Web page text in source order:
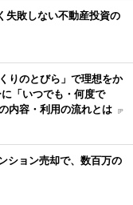
失敗しない不動産投資の
りのとびら」で理想をか
「いつでも・何度で
内容・利用の流れとは [P
ション売却で、数百万の